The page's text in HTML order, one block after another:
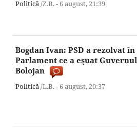
Politică /Z.B. -6 august, 21:39
Bogdan Ivan: PSD a rezolvat în
Parlament ce a eşuat Guvernul
Bolojan
Politică /L.B. -6 august, 20:37